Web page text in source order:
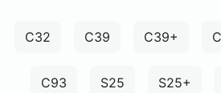
C32 C39 C39+
C93 S25 S25+